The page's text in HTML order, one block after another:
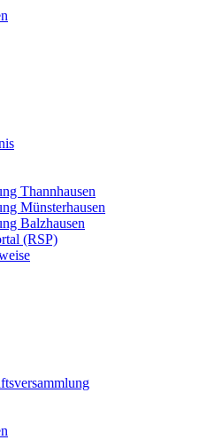
Thannhausen
Münsterhausen
Balzhausen
(RSP)